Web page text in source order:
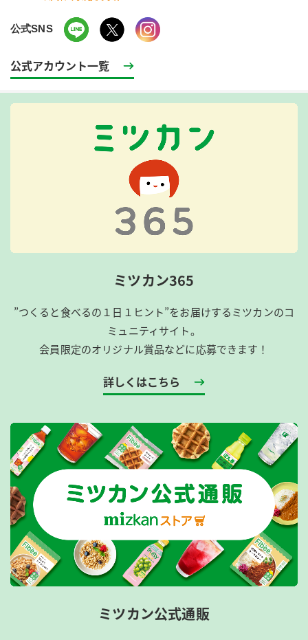
公式SNS
公式アカウント一覧
ミツカン365
”つくると食べるの１日１ヒント”をお届けするミツカンのコ
ミュニティサイト。
会員限定のオリジナル賞品などに応募できます！
詳しくはこちら
ミツカン公式通販